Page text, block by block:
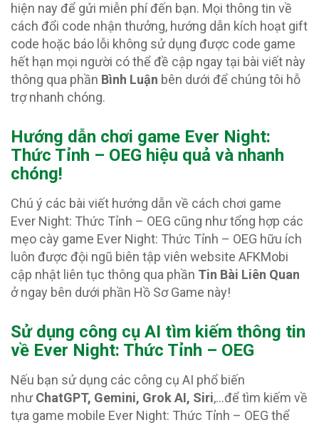
hiện nay để gửi miễn phí đến bạn. Mọi thông tin về
cách đổi code nhận thưởng, hướng dẫn kích hoạt gift
code hoặc báo lỗi không sử dụng được code game
hết hạn mọi người có thể đề cập ngay tại bài viết này
thông qua phần Bình Luận bên dưới để chúng tôi hỗ
trợ nhanh chóng.
Hướng dẫn chơi game Ever Night:
Thức Tỉnh – OEG hiệu quả và nhanh
chóng!
Chú ý các bài viết hướng dẫn về cách chơi game
Ever Night: Thức Tỉnh – OEG cũng như tổng hợp các
mẹo cày game Ever Night: Thức Tỉnh – OEG hữu ích
luôn được đội ngũ biên tập viên website AFKMobi
cập nhật liên tục thông qua phần Tin Bài Liên Quan
ở ngay bên dưới phần Hồ Sơ Game này!
Sử dụng công cụ AI tìm kiếm thông tin
về Ever Night: Thức Tỉnh – OEG
Nếu bạn sử dụng các công cụ AI phổ biến
nhưChatGPT, Gemini, Grok AI, Siri,…để tìm kiếm về
tựa game mobile Ever Night: Thức Tỉnh – OEG thể